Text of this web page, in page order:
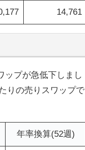
14,761
ップが急低下しまし
りの売りスワップで
年率換算(52週)